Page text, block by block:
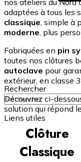
Rechercher
Liens utiles
Configurateur
Kit clôture bois
Kit clôture bois
nos ateliers du Nord
adaptées à tous les
classique, simple à
moderne, plus
Fabriquées en pin
toutes nos clôtures
autoclave pour
extérieur, en classe
Découvrez ci-
solution qui répond
Clôture
Classique